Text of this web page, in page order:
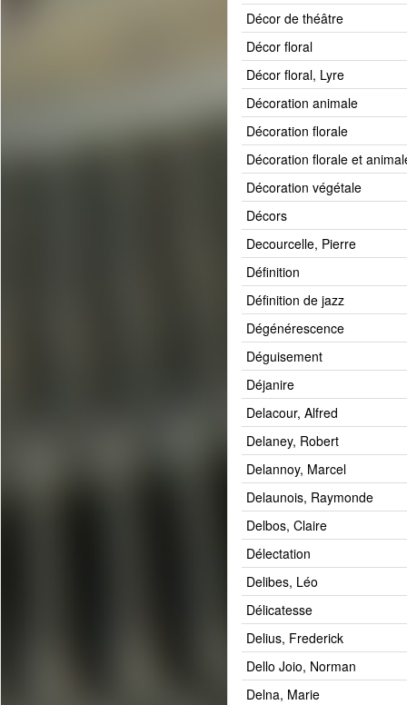
Décor de théâtre
Décor floral
Décor floral, Lyre
Décoration animale
Décoration florale
Décoration florale et
Décoration végétale
Décors
Decourcelle, Pierre
Définition
Définition de jazz
Dégénérescence
Déguisement
Déjanire
Delacour, Alfred
Delaney, Robert
Delannoy, Marcel
Delaunois, Raymonde
Delbos, Claire
Délectation
Delibes, Léo
Délicatesse
Delius, Frederick
Dello Joio, Norman
Delna, Marie